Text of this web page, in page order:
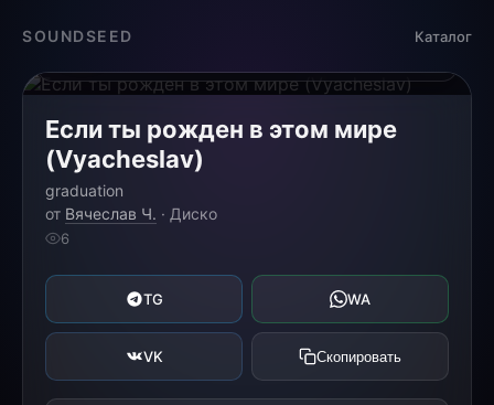
SOUNDSEED Каталог
Если ты рожден в этом мире
(Vyacheslav)
graduation
от Вячеслав Ч. · Диско
6
TG WA
VK Скопировать